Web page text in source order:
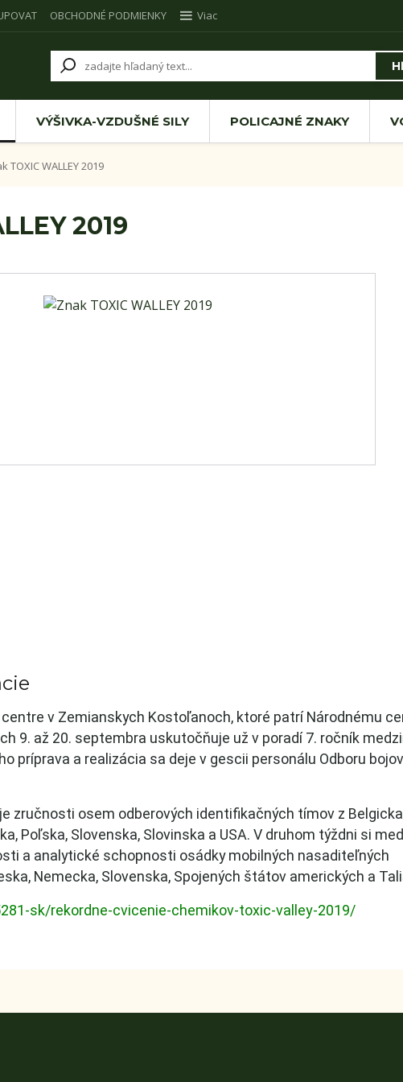
OBCHODNÉ PODMIENKY Viac
VÝŠIVKA-VZDUŠNÉ SILY POLICAJNÉ ZNAKY
TOXIC WALLEY 2019
2019
v Zemianskych Kostoľanoch, ktoré patrí Národnému
9. až 20. septembra uskutočňuje už v poradí 7. ročník
príprava a realizácia sa deje v gescii personálu Odboru
zručnosti osem odberových identifikačných tímov z
Poľska, Slovenska, Slovinska a USA. V druhom týždni si
a analytické schopnosti osádky mobilných nasaditeľných
Nemecka, Slovenska, Spojených štátov amerických a
sk/rekordne-cvicenie-chemikov-toxic-valley-2019/